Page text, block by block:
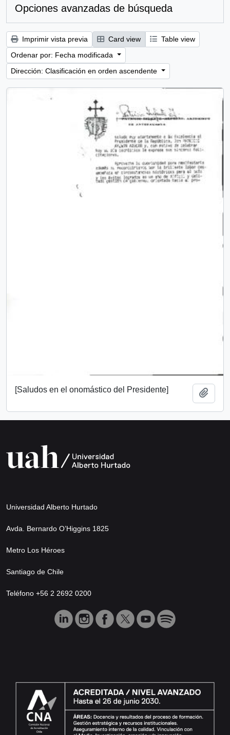
Opciones avanzadas de búsqueda
Imprimir vista previa Card view
Table view
Ordenar por: Fecha modificada
Dirección: Clasificación en orden ascendente
[Saludos en el onomástico del Presidente]
Universidad Alberto Hurtado
Avda. Bernardo O’Higgins 1825
Metro Los Héroes
Santiago de Chile
Teléfono +56 2 2692 0200